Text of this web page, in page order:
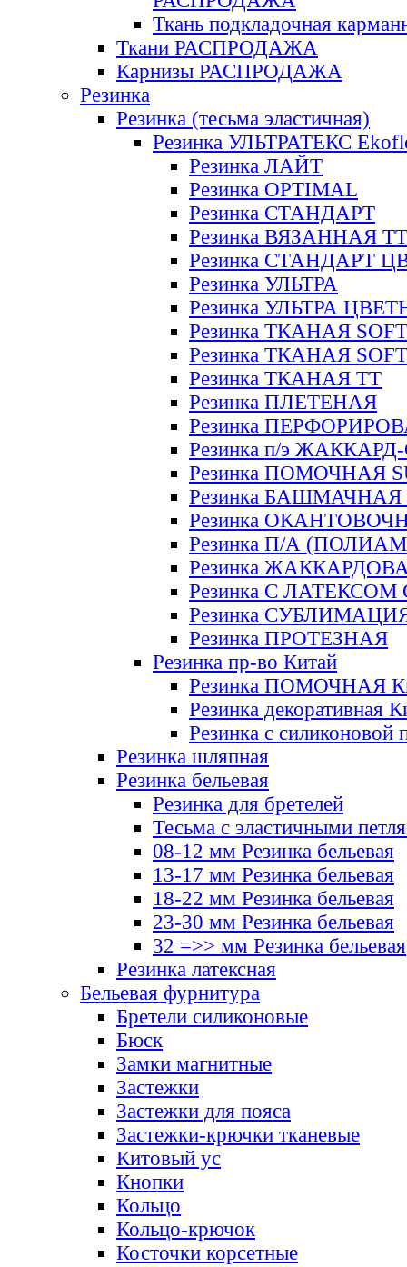
Ткань подкладочная
Ткани РАСПРОДАЖА
Карнизы РАСПРОДАЖА
Резинка
Резинка (тесьма эластичная)
Резинка УЛЬТРАТЕКС
Резинка ЛАЙТ
Резинка OPTIMAL
Резинка СТАНДАРТ
Резинка ВЯЗАННАЯ ТТ
Резинка СТАНДАРТ
Резинка УЛЬТРА
Резинка УЛЬТРА
Резинка ТКАНАЯ SOFT
Резинка ТКАНАЯ
Резинка ТКАНАЯ ТТ
Резинка ПЛЕТЕНАЯ
Резинка
Резинка п/э
Резинка ПОМОЧНАЯ
Резинка БАШМАЧНАЯ
Резинка
Резинка П/А
Резинка
Резинка С ЛАТЕКСОМ
Резинка
Резинка ПРОТЕЗНАЯ
Резинка пр-во Китай
Резинка ПОМОЧНАЯ
Резинка декоративная
Резинка с силиконовой
Резинка шляпная
Резинка бельевая
Резинка для бретелей
Тесьма с эластичными
08-12 мм Резинка бельевая
13-17 мм Резинка бельевая
18-22 мм Резинка бельевая
23-30 мм Резинка бельевая
32 =>> мм Резинка бельевая
Резинка латексная
Бельевая фурнитура
Бретели силиконовые
Бюск
Замки магнитные
Застежки
Застежки для пояса
Застежки-крючки тканевые
Китовый ус
Кнопки
Кольцо
Кольцо-крючок
Косточки корсетные